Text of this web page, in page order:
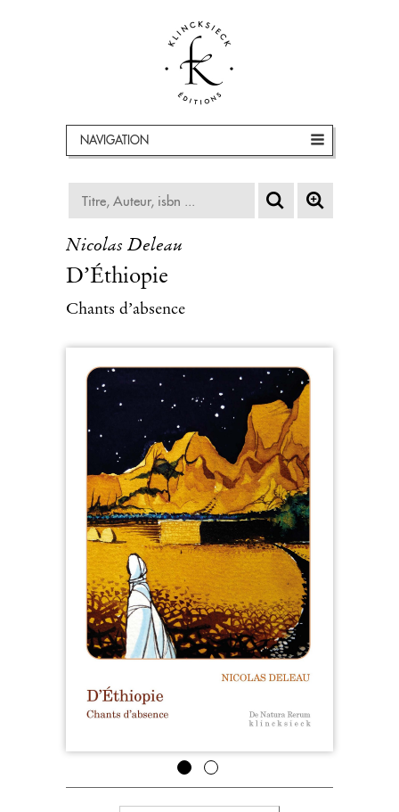
NAVIGATION
Nicolas Deleau
D’Éthiopie
Chants d’absence